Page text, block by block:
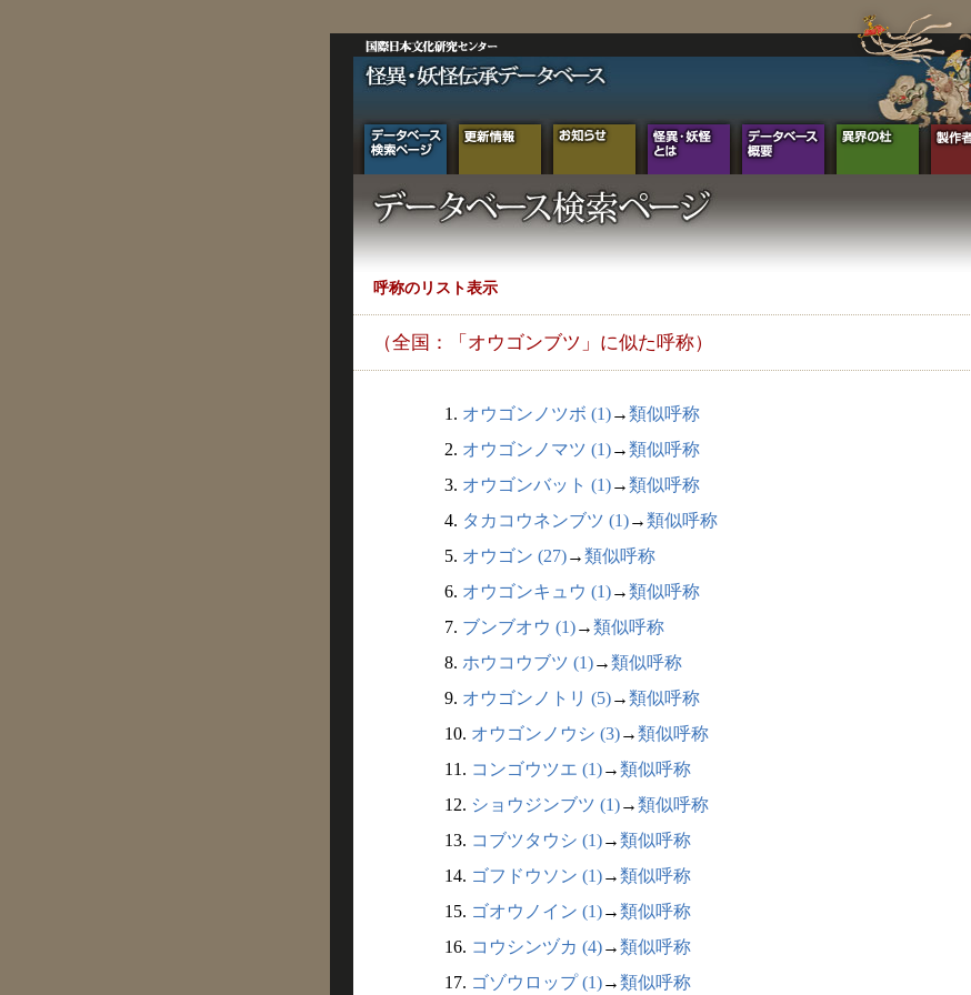
呼称のリスト表示
（全国：「オウゴンブツ」に似た呼称）
1. オウゴンノツボ (1)→類似呼称
2. オウゴンノマツ (1)→類似呼称
3. オウゴンバット (1)→類似呼称
4. タカコウネンブツ (1)→類似呼称
5. オウゴン (27)→類似呼称
6. オウゴンキュウ (1)→類似呼称
7. ブンブオウ (1)→類似呼称
8. ホウコウブツ (1)→類似呼称
9. オウゴンノトリ (5)→類似呼称
10. オウゴンノウシ (3)→類似呼称
11. コンゴウツエ (1)→類似呼称
12. ショウジンブツ (1)→類似呼称
13. コブツタウシ (1)→類似呼称
14. ゴフドウソン (1)→類似呼称
15. ゴオウノイン (1)→類似呼称
16. コウシンヅカ (4)→類似呼称
17. ゴゾウロップ (1)→類似呼称